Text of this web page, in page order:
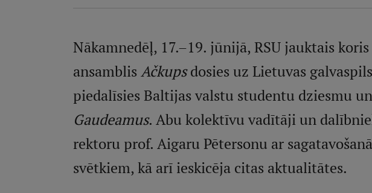
Nākamnedēļ, 17.–19. jūnijā, RSU jauktais koris
ansamblis Ačkupsdosies uz Lietuvas
piedalīsies Baltijas valstu studentu dziesmu
Gaudeamus. Abu kolektīvu vadītāji un
rektoru prof. Aigaru Pētersonu ar
svētkiem, kā arī ieskicēja citas aktualitātes.